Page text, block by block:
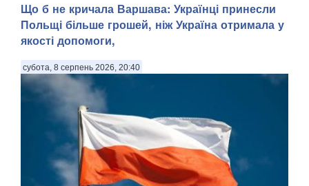
Що б не кричала Варшава: Українці принесли
Польщі більше грошей, ніж Україна отримала у
якості допомоги,
субота, 8 серпень 2026, 20:40